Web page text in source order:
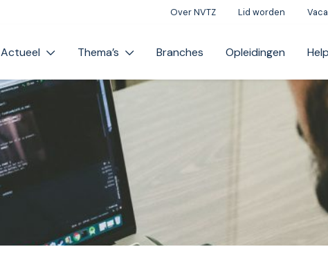
Over NVTZ Lid worden
Actueel Thema’s Branches Opleidingen